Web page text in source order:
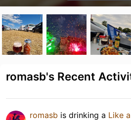
romasb's Recent
romasb is drinking a Like